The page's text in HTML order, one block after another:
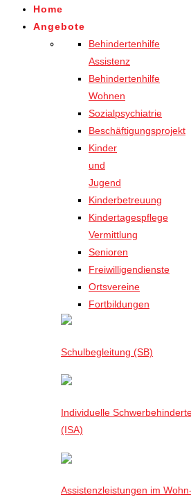
Home
Angebote
Behindertenhilfe
Assistenz
Behindertenhilfe
Wohnen
Sozialpsychiatrie
Beschäftigungsprojekt
Kinder
und
Jugend
Kinderbetreuung
Kindertagespflege
Vermittlung
Senioren
Freiwilligendienste
Ortsvereine
Fortbildungen
Schulbegleitung (SB)
Individuelle
(ISA)
Assistenzleistungen im